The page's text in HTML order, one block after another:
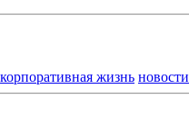
корпоративная жизнь новости